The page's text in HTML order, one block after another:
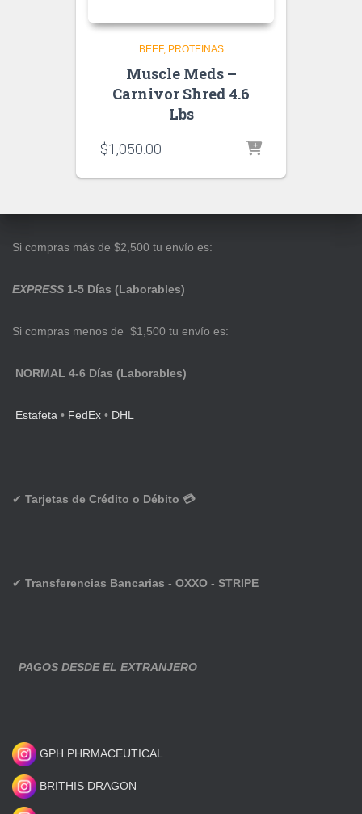
BEEF PROTEINAS
Muscle Meds –
Carnivor Shred 4.6
Lbs
$1,050.00
Si compras más de $2,500 tu envío es:
EXPRESS 1-5 Días (Laborables)
Si compras menos de $1,500 tu envío es:
NORMAL 4-6 Días (Laborables)
Estafeta • FedEx • DHL
✔ Tarjetas de Crédito o Débito 💳
✔ Transferencias Bancarias - OXXO - STRIPE
PAGOS DESDE EL EXTRANJERO
GPH PHRMACEUTICAL
BRITHIS DRAGON